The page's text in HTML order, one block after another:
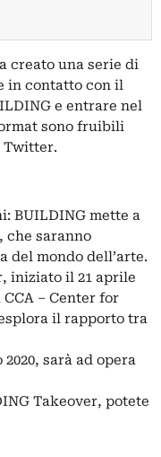
creato una serie di
in contatto con il
e entrare nel
sono fruibili
Twitter.
BUILDING mette a
che saranno
del mondo dell’arte.
iniziato il 21 aprile
– Center for
il rapporto tra
sarà ad opera
Takeover, potete